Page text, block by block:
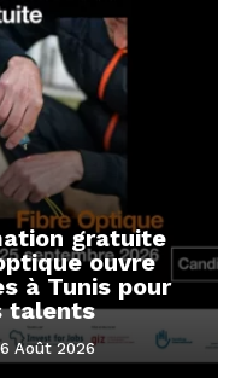
gratuite
ouvre
à Tunis pour
talents
6 Août 2026